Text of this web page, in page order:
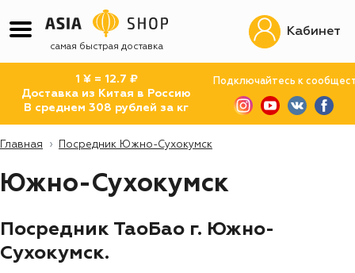
самая быстрая доставка
1 ¥ = 12.7 ₽
Доставка из Китая в Россию
В среднем 308 рублей за кг
Подключайтесь к
Кабинет
Главная Посредник Южно-Сухокумск
Южно-Сухокумск
Посредник ТаоБао г. Южно-
Сухокумск.